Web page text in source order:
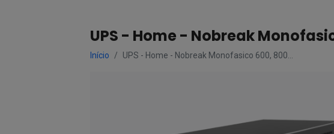
UPS - Home - Nobreak
Início UPS - Home - Nobreak Monofasico 600, 800...